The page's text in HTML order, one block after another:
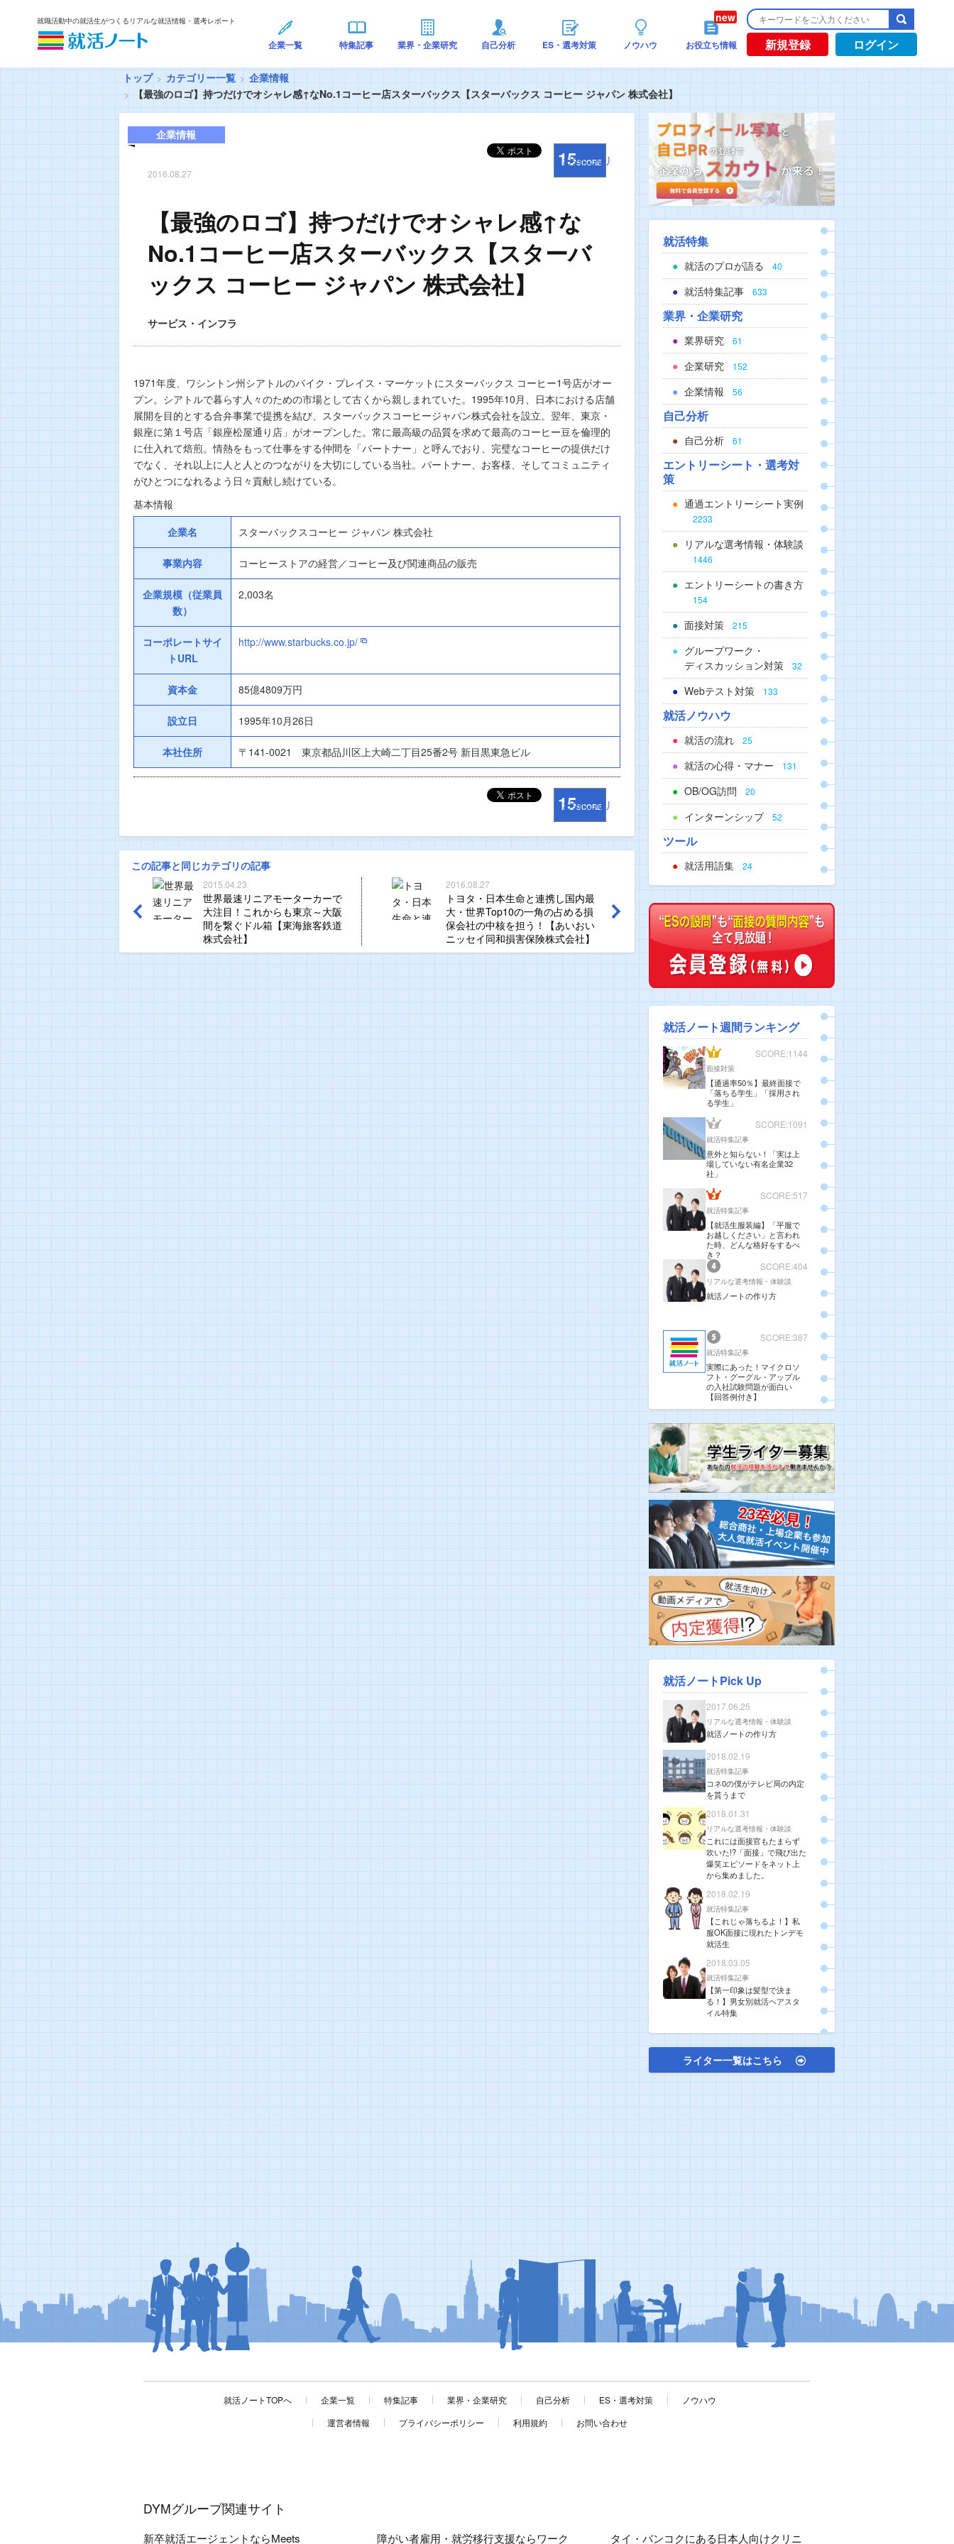
就職活動中の就活生がつくるリアルな就活情報・選考レポート
企業一覧 特集記事 業界・企業研究 自己分析 ES・選考対策 ノウハウ お役立ち情報 新規登録 ログイン
トップ カテゴリー一覧
企業情報
【最強のロゴ】持つだけでオシャレ感↑なNo.1コーヒー店スターバックス【スターバックス コーヒー ジャパン 株式会社】
企業情報
2016.08.27
お気に入り
15SCORE
【最強のロゴ】持つだけでオシャレ感↑な
No.1コーヒー店スターバックス【スターバ
ックス コーヒー ジャパン 株式会社】
サービス・インフラ
1971年度、ワシントン州シアトルのパイク・プレイス・マーケットにスターバックス コーヒー1号店がオー
プン。シアトルで暮らす人々のための市場として古くから親しまれていた。1995年10月、日本における店舗
展開を目的とする合弁事業で提携を結び、スターバックスコーヒージャパン株式会社を設立。翌年、東京・
銀座に第１号店「銀座松屋通り店」がオープンした。常に最高級の品質を求めて最高のコーヒー豆を倫理的
に仕入れて焙煎。情熱をもって仕事をする仲間を「パートナー」と呼んでおり、完璧なコーヒーの提供だけ
でなく、それ以上に人と人とのつながりを大切にしている当社。パートナー、お客様、そしてコミュニティ
がひとつになれるよう日々貢献し続けている。
基本情報
企業名
スターバックスコーヒー ジャパン 株式会社
事業内容 コーヒーストアの経営／コーヒー及び関連商品の販売
企業規模（従業員
数）
2,003名
コーポレートサイ
トURL
http://www.starbucks.co.jp/
資本金 85億4809万円
設立日 1995年10月26日
本社住所 〒141-0021 東京都品川区上大崎二丁目25番2号 新目黒東急ビル
お気に入り
15SCORE
この記事と同じカテゴリの記事
2015.04.23
世界最速リニアモーターカーで
大注目！これからも東京～大阪
間を繋ぐドル箱【東海旅客鉄道
株式会社】
2016.08.27
トヨタ・日本生命と連携し国内最
大・世界Top10の一角の占める損
保会社の中核を担う！【あいおい
ニッセイ同和損害保険株式会社】
就活特集
就活のプロが語る 40
就活特集記事 633
業界・企業研究
業界研究 61
企業研究 152
企業情報 56
自己分析
自己分析 61
エントリーシート・選考対
策
通過エントリーシート実例
2233
リアルな選考情報・体験談
1446
エントリーシートの書き方
154
面接対策 215
グループワーク・
ディスカッション対策
32
Webテスト対策 133
就活ノウハウ
就活の流れ 25
就活の心得・マナー 131
OB/OG訪問 20
インターンシップ 52
ツール
就活用語集 24
就活ノート週間ランキング
SCORE:1144
面接対策
【通過率50％】最終面接で
「落ちる学生」「採用され
る学生」
SCORE:1091
就活特集記事
意外と知らない！「実は上
場していない有名企業32
社」
SCORE:517
就活特集記事
【就活生服装編】「平服で
お越しください」と言われ
た時、どんな格好をするべ
き？
SCORE:404
リアルな選考情報・体験談
就活ノートの作り方
SCORE:387
就活特集記事
実際にあった！マイクロソ
フト・グーグル・アップル
の入社試験問題が面白い
【回答例付き】
就活ノートPick Up
2017.06.25
リアルな選考情報・体験談
就活ノートの作り方
2018.02.19
就活特集記事
コネ0の僕がテレビ局の内定
を貰うまで
2018.01.31
リアルな選考情報・体験談
これには面接官もたまらず
吹いた!?「面接」で飛び出た
爆笑エピソードをネット上
から集めました。
2018.02.19
就活特集記事
【これじゃ落ちるよ！】私
服OK面接に現れたトンデモ
就活生
2018.03.05
就活特集記事
【第一印象は髪型で決ま
る！】男女別就活ヘアスタ
イル特集
ライター一覧はこちら
就活ノートTOPへ 企業一覧 特集記事 業界・企業研究 自己分析 ES・選考対策
ノウハウ
運営者情報
プライバシーポリシー 利用規約 お問い合わせ
DYMグループ関連サイト
新卒就活エージェントならMeets 障がい者雇用・就労移行支援ならワーク タイ・バンコクにある日本人向けクリニ